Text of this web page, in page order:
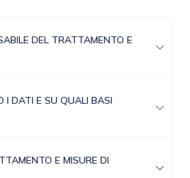
DEL TRATTAMENTO E
I DATI E SU QUALI BASI
E MISURE DI